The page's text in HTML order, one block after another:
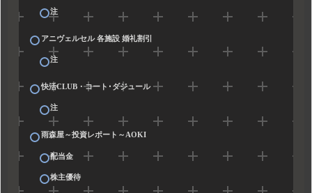
注
アニヴェルセル 各施設 婚礼割引
注
快活CLUB・コート･ダジュール
注
雨森屋～投資レポート～AOKI
配当金
株主優待